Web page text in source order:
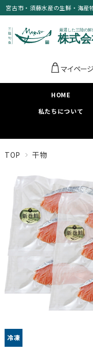
宮古市・須藤水産の生鮮・海産
マイペー
HOME
私たちについて
TOP 干物